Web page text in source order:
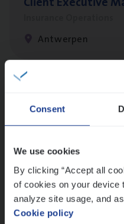
Consent
We use cookies
By clicking “Accept all
of cookies on your device
analyze site usage, and
Cookie policy
Antwerpen
Insurance Operations
Dos­sier­be­heer­der
re­da Huys­mans —